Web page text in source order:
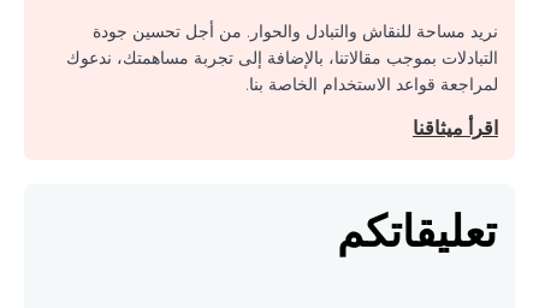
نريد مساحة للنقاش والتبادل والحوار. من أجل تحسين جودة
التبادلات بموجب مقالاتنا، بالإضافة إلى تجربة مساهمتك، ندعوك
لمراجعة قواعد الاستخدام الخاصة بنا.
اقرأ ميثاقنا
تعليقاتكم